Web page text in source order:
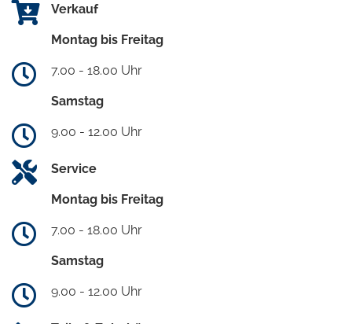
Verkauf
Montag bis Freitag
7.00 - 18.00 Uhr
Samstag
9.00 - 12.00 Uhr
Service
Montag bis Freitag
7.00 - 18.00 Uhr
Samstag
9.00 - 12.00 Uhr